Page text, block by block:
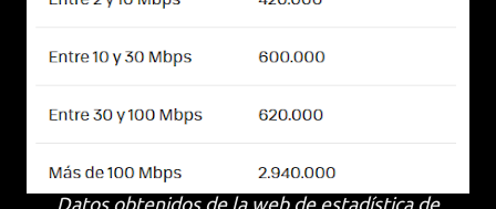
Datos obtenidos de la web de estadística de